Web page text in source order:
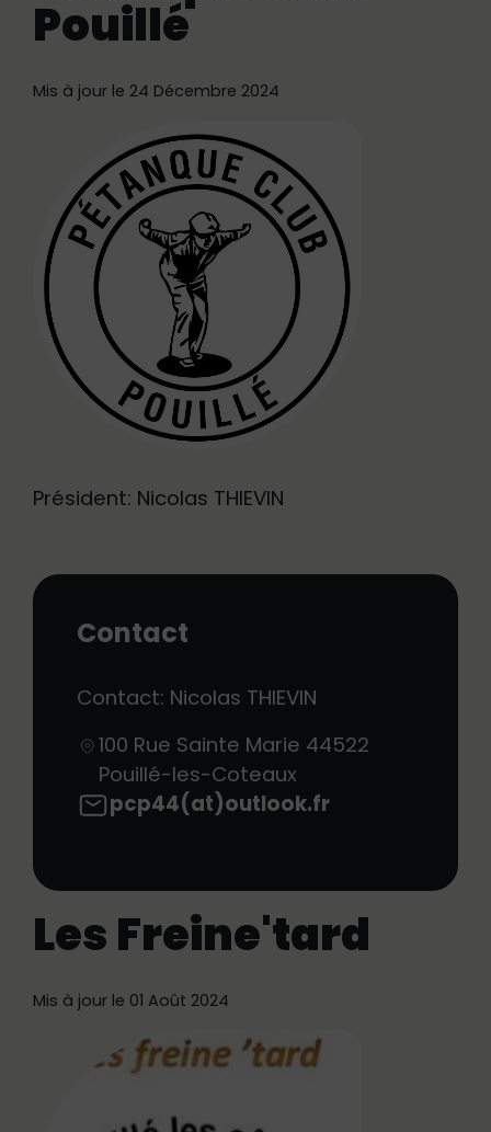
Pouillé
Mis à jour le 24 Décembre 2024
Président: Nicolas THIEVIN
Contact
Contact: Nicolas THIEVIN
100 Rue Sainte Marie 44522
Pouillé-les-Coteaux
pcp44(at)outlook.fr
Les Freine'tard
Mis à jour le 01 Août 2024